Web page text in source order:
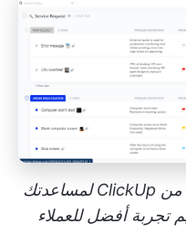
تم تصميم نموذج طلب الخدمة من ClickUp لمساعدتك
تجربة أفضل للعملاء